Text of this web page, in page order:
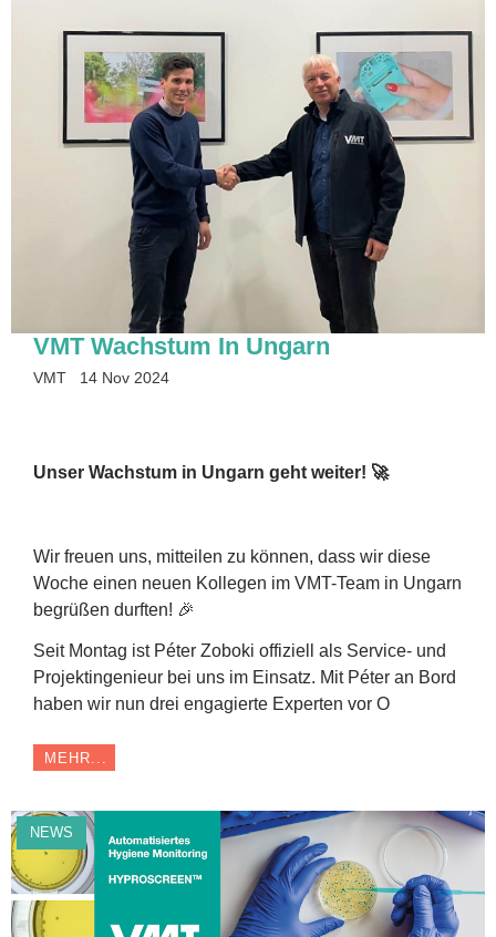
VMT Wachstum In Ungarn
VMT 14 Nov 2024
Unser Wachstum in Ungarn geht weiter! 🚀
Wir freuen uns, mitteilen zu können, dass wir diese
Woche einen neuen Kollegen im VMT-Team in Ungarn
begrüßen durften! 🎉
Seit Montag ist Péter Zoboki offiziell als Service- und
Projektingenieur bei uns im Einsatz. Mit Péter an Bord
haben wir nun drei engagierte Experten vor O
MEHR...
NEWS